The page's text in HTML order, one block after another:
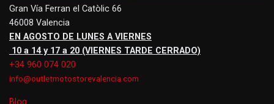
Gran Vía Ferran el Catòlic 66
46008 Valencia
EN AGOSTO DE LUNES A VIERNES
10 a 14 y 17 a 20 (VIERNES TARDE CERRADO)
+34 960 074 020
info@outletmotostorevalencia.com
Blog